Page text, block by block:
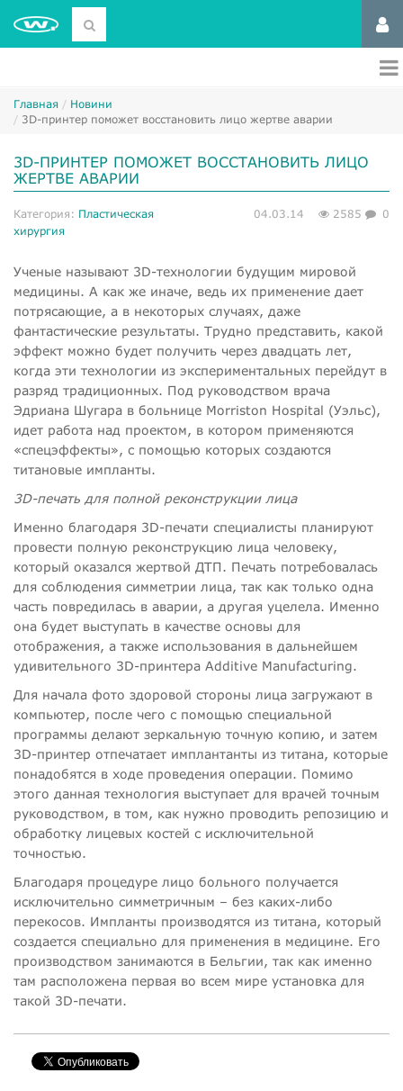
Главная
Новини
​3D-принтер поможет восстановить лицо жертве аварии
​3D-ПРИНТЕР ПОМОЖЕТ ВОССТАНОВИТЬ ЛИЦО
ЖЕРТВЕ АВАРИИ
Категория: Пластическая
хирургия
04.03.14 2585 0
Ученые называют 3D-технологии будущим мировой
медицины. А как же иначе, ведь их применение дает
потрясающие, а в некоторых случаях, даже
фантастические результаты. Трудно представить, какой
эффект можно будет получить через двадцать лет,
когда эти технологии из экспериментальных перейдут в
разряд традиционных. Под руководством врача
Эдриана Шугара в больнице Morriston Hospital (Уэльс),
идет работа над проектом, в котором применяются
«спецэффекты», с помощью которых создаются
титановые импланты.
3D-печать для полной реконструкции лица
Именно благодаря 3D-печати специалисты планируют
провести полную реконструкцию лица человеку,
который оказался жертвой ДТП. Печать потребовалась
для соблюдения симметрии лица, так как только одна
часть повредилась в аварии, а другая уцелела. Именно
она будет выступать в качестве основы для
отображения, а также использования в дальнейшем
удивительного 3D-принтера Additive Manufacturing.
Для начала фото здоровой стороны лица загружают в
компьютер, после чего с помощью специальной
программы делают зеркальную точную копию, и затем
3D-принтер отпечатает имплантанты из титана, которые
понадобятся в ходе проведения операции. Помимо
этого данная технология выступает для врачей точным
руководством, в том, как нужно проводить репозицию и
обработку лицевых костей с исключительной
точностью.
Благодаря процедуре лицо больного получается
исключительно симметричным – без каких-либо
перекосов. Импланты производятся из титана, который
создается специально для применения в медицине. Его
производством занимаются в Бельгии, так как именно
там расположена первая во всем мире установка для
такой 3D-печати.